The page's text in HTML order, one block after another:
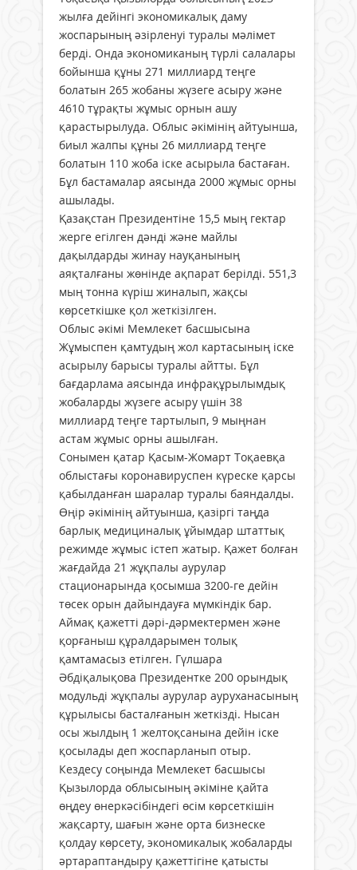
жылға дейінгі экономикалық даму
жоспарының әзірленуі туралы мәлімет
берді. Онда экономиканың түрлі салалары
бойынша құны 271 миллиард теңге
болатын 265 жобаны жүзеге асыру және
4610 тұрақты жұмыс орнын ашу
қарастырылуда. Облыс әкімінің айтуынша,
биыл жалпы құны 26 миллиард теңге
болатын 110 жоба іске асырыла бастаған.
Бұл бастамалар аясында 2000 жұмыс орны
ашылады.
Қазақстан Президентіне 15,5 мың гектар
жерге егілген дәнді және майлы
дақылдарды жинау науқанының
аяқталғаны жөнінде ақпарат берілді. 551,3
мың тонна күріш жиналып, жақсы
көрсеткішке қол жеткізілген.
Облыс әкімі Мемлекет басшысына
Жұмыспен қамтудың жол картасының іске
асырылу барысы туралы айтты. Бұл
бағдарлама аясында инфрақұрылымдық
жобаларды жүзеге асыру үшін 38
миллиард теңге тартылып, 9 мыңнан
астам жұмыс орны ашылған.
Сонымен қатар Қасым-Жомарт Тоқаевқа
облыстағы коронавируспен күреске қарсы
қабылданған шаралар туралы баяндалды.
Өңір әкімінің айтуынша, қазіргі таңда
барлық медициналық ұйымдар штаттық
режимде жұмыс істеп жатыр. Қажет болған
жағдайда 21 жұқпалы аурулар
стационарында қосымша 3200-ге дейін
төсек орын дайындауға мүмкіндік бар.
Аймақ қажетті дәрі-дәрмектермен және
қорғаныш құралдарымен толық
қамтамасыз етілген. Гүлшара
Әбдіқалықова Президентке 200 орындық
модульді жұқпалы аурулар ауруханасының
құрылысы басталғанын жеткізді. Нысан
осы жылдың 1 желтоқсанына дейін іске
қосылады деп жоспарланып отыр.
Кездесу соңында Мемлекет басшысы
Қызылорда облысының әкіміне қайта
өңдеу өнеркәсібіндегі өсім көрсеткішін
жақсарту, шағын және орта бизнеске
қолдау көрсету, экономикалық жобаларды
әртараптандыру қажеттігіне қатысты